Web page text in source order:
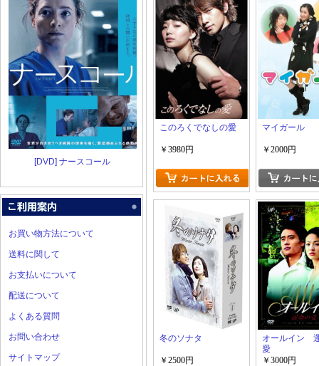
[DVD] ナースコール
お買い物方法について
送料に関して
お支払いについて
配送について
よくある質問
お問い合わせ
サイトマップ
このろくでなしの愛
￥3980円
マイガール
￥2000円
冬のソナタ
￥2500円
オールイン
愛
￥3000円